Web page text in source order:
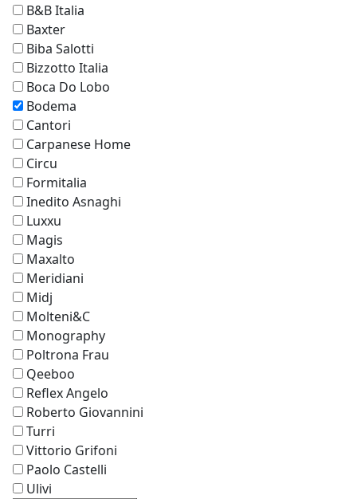
B&B Italia
Baxter
Biba Salotti
Bizzotto Italia
Boca Do Lobo
Bodema
Cantori
Carpanese Home
Circu
Formitalia
Inedito Asnaghi
Luxxu
Magis
Maxalto
Meridiani
Midj
Molteni&C
Monography
Poltrona Frau
Qeeboo
Reflex Angelo
Roberto Giovannini
Turri
Vittorio Grifoni
Paolo Castelli
Ulivi